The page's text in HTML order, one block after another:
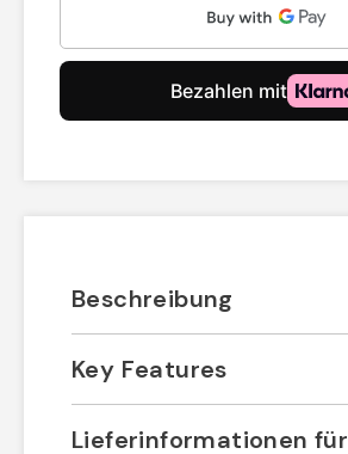
Beschreibung
Key Features
Lieferinformationen für